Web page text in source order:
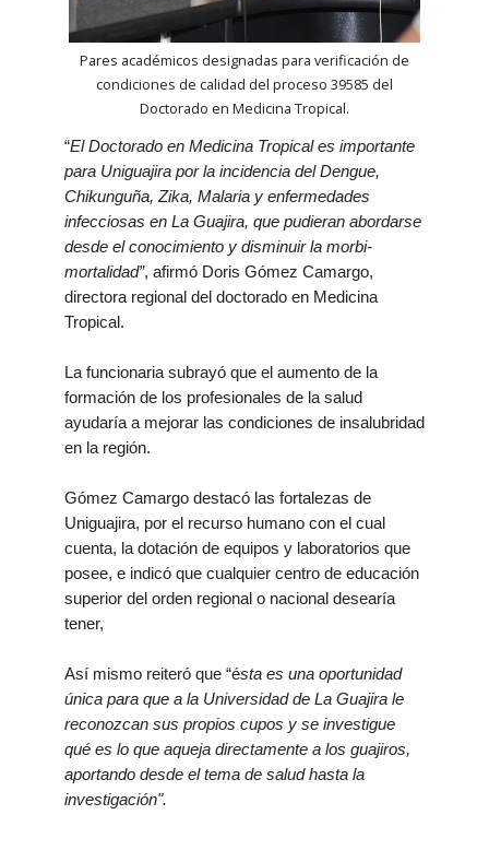
Pares académicos designadas para verificación de
condiciones de calidad del proceso 39585 del
Doctorado en Medicina Tropical.
“El Doctorado en Medicina Tropical es importante
para Uniguajira por la incidencia del Dengue,
Chikunguña, Zika, Malaria y enfermedades
infecciosas en La Guajira, que pudieran abordarse
desde el conocimiento y disminuir la morbi-
mortalidad”, afirmó Doris Gómez Camargo,
directora regional del doctorado en Medicina
Tropical.
La funcionaria subrayó que el aumento de la
formación de los profesionales de la salud
ayudaría a mejorar las condiciones de insalubridad
en la región.
Gómez Camargo destacó las fortalezas de
Uniguajira, por el recurso humano con el cual
cuenta, la dotación de equipos y laboratorios que
posee, e indicó que cualquier centro de educación
superior del orden regional o nacional desearía
tener,
Así mismo reiteró que “ésta es una oportunidad
única para que a la Universidad de La Guajira le
reconozcan sus propios cupos y se investigue
qué es lo que aqueja directamente a los guajiros,
aportando desde el tema de salud hasta la
investigación".